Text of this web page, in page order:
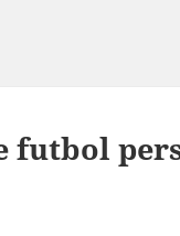
futbol